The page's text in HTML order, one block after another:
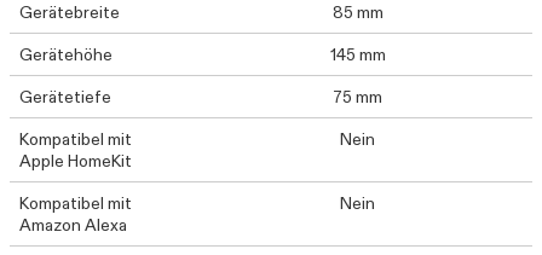
Gerätebreite
85 mm
Gerätehöhe
145 mm
Gerätetiefe
75 mm
Kompatibel mit
Apple HomeKit
Nein
Kompatibel mit
Amazon Alexa
Nein